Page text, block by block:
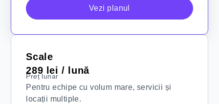
Vezi planul
Scale
289 lei / lună
Preț lunar
Pentru echipe cu volum mare, servicii și
locații multiple.